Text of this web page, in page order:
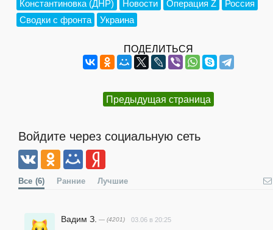
Константиновка (ДНР) Новости Операция Z
Россия
Сводки с фронта
Украина
ПОДЕЛИТЬСЯ
Предыдущая страница
Войдите через социальную сеть
Все (6) Ранние Лучшие
Вадим З. — (4201) 03.06 в 20:25